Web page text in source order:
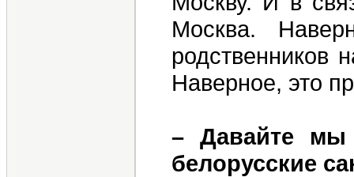
Москва.
родственников
Наверное, это
– Давайте мы
белорусские